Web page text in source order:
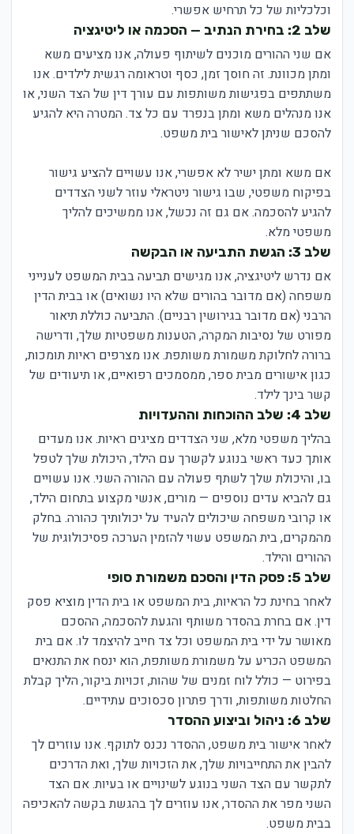
וכלכליות של כל תרחיש אפשרי.
שלב 2: בחירת הנתיב — הסכמה או ליטיגציה
אם שני ההורים מוכנים לשיתוף פעולה, אנו מציעים משא
ומתן מכוונת. זה חוסך זמן, כסף וטראומה רגשית לילדים. אנו
משתתפים בפגישות משותפות עם עורך דין של הצד השני, או
אנו מנהלים משא ומתן בנפרד עם כל צד. המטרה היא להגיע
להסכם שניתן לאישור בית משפט.
אם משא ומתן ישיר לא אפשרי, אנו עשויים להציע גישור
בפיקוח משפטי, שבו גישור ניטראלי עוזר לשני הצדדים
להגיע להסכמה. אם גם זה נכשל, אנו ממשיכים להליך
משפטי מלא.
שלב 3: הגשת התביעה או הבקשה
אם נדרש ליטיגציה, אנו מגישים תביעה בבית המשפט לענייני
משפחה (אם מדובר בהורים שלא היו נשואים) או בבית הדין
הרבני (אם מדובר בגירושין רבניים). התביעה כוללת תיאור
מפורט של נסיבות המקרה, הטענות משפטיות שלך, ודרישה
ברורה לחלוקת משמורת משותפת. אנו מצרפים ראיות תומכות,
כגון אישורים מבית ספר, ממסמכים רפואיים, או תיעודים של
קשר בינך לילד.
שלב 4: שלב ההוכחות וההעדויות
בהליך משפטי מלא, שני הצדדים מציגים ראיות. אנו מעדים
אותך כעד ראשי בנוגע לקשרך עם הילד, היכולת שלך לטפל
בו, והיכולת שלך לשתף פעולה עם ההורה השני. אנו עשויים
גם להביא עדים נוספים — מורים, אנשי מקצוע בתחום הילד,
או קרובי משפחה שיכולים להעיד על יכולותיך כהורה. בחלק
מהמקרים, בית המשפט עשוי להזמין הערכה פסיכולוגית של
ההורים והילד.
שלב 5: פסק הדין והסכם משמורת סופי
לאחר בחינת כל הראיות, בית המשפט או בית הדין מוציא פסק
דין. אם בחרת בהסדר משותף והגעת להסכמה, ההסכם
מאושר על ידי בית המשפט וכל צד חייב להיצמד לו. אם בית
המשפט הכריע על משמורת משותפת, הוא ינסח את התנאים
בפירוט — כולל לוח זמנים של שהות, זכויות ביקור, הליך קבלת
החלטות משותפות, ודרך פתרון סכסוכים עתידיים.
שלב 6: ניהול וביצוע ההסדר
לאחר אישור בית משפט, ההסדר נכנס לתוקף. אנו עוזרים לך
להבין את התחייבויות שלך, את הזכויות שלך, ואת הדרכים
לתקשר עם הצד השני בנוגע לשינויים או בעיות. אם הצד
השני מפר את ההסדר, אנו עוזרים לך בהגשת בקשה להאכיפה
בבית משפט.